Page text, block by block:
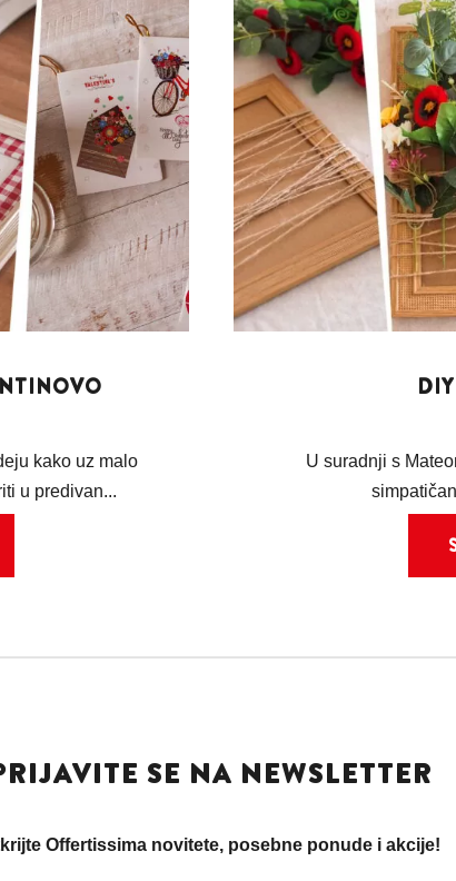
kako uz malo
u predivan...
U suradnji s
SE NA NEWSLETTER
Offertissima novitete, posebne ponude i akcije!